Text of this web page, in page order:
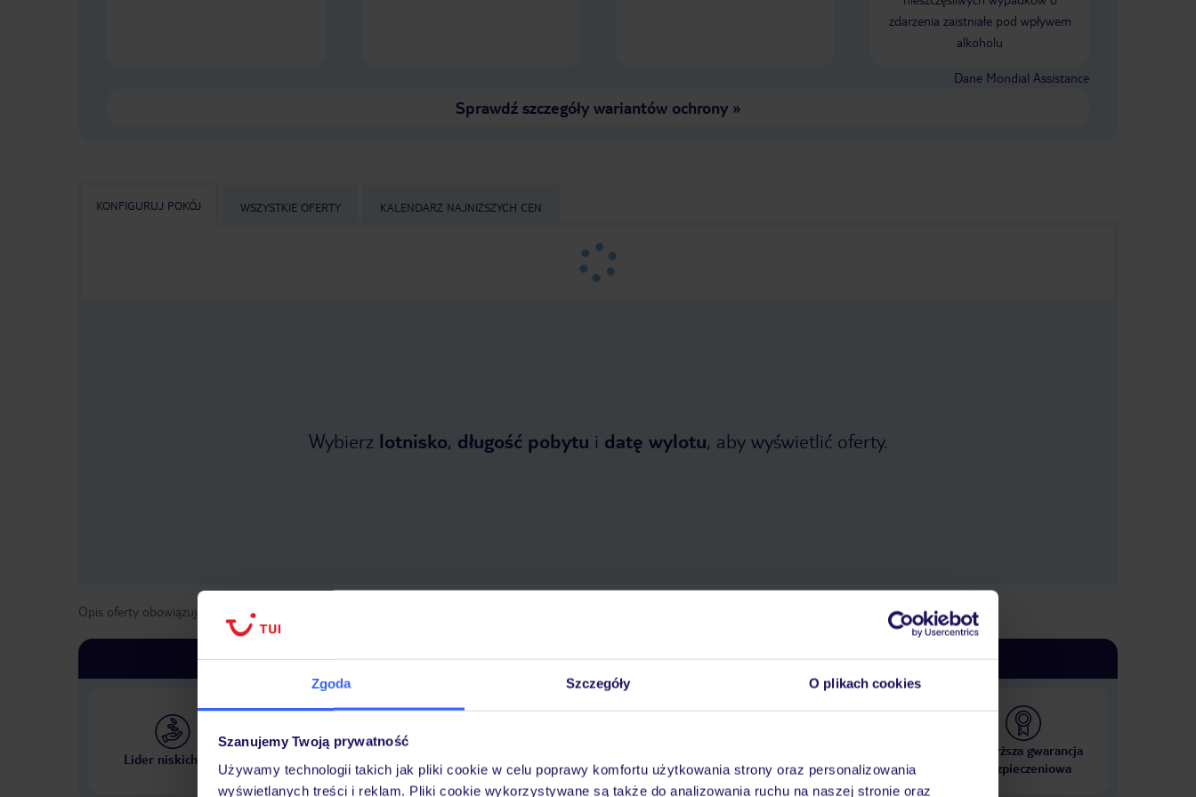
Zgoda Szczegóły O plikach cookies
Szanujemy Twoją prywatność
Używamy technologii takich jak pliki cookie w celu poprawy komfortu użytkowania strony oraz personalizowania
wyświetlanych treści i reklam. Pliki cookie wykorzystywane są także do analizowania ruchu na naszej stronie oraz
zdarzenia zaistniałe pod wpływem
alkoholu
Dane Mondial Assistance
Sprawdź szczegóły wariantów ochrony»
KONFIGURUJ POKÓJ WSZYSTKIE OFERTY KALENDARZ NAJNIŻSZYCH CEN
Wybierz lotnisko, długość pobytu i datę wylotu, aby wyświetlić oferty.
Opis oferty obowiązuje dla wyjazdów w terminie
Dlaczego warto wybrać TUI?
Lider niskich cen
Największe biuro podróży
w Polsce
wakacjach 24/7
krajach
Najwyższa gwarancja
ubezpieczeniowa